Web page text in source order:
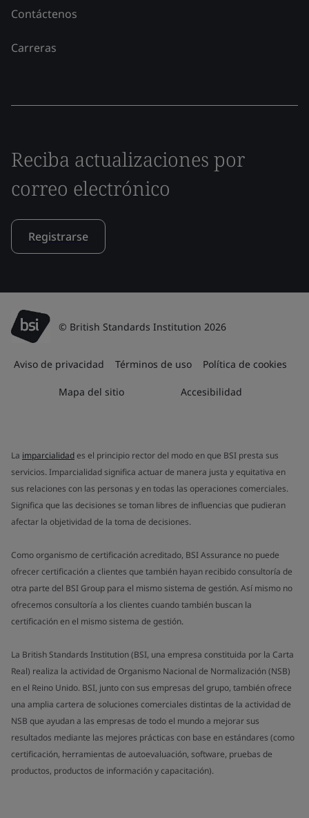
Contáctenos
Carreras
Reciba actualizaciones por
correo electrónico
Registrarse
© British Standards Institution 2026
Aviso de privacidad Términos de uso Política de cookies
Mapa del sitio Accesibilidad
La imparcialidades el principio rector del modo en que BSI presta sus
servicios. Imparcialidad significa actuar de manera justa y equitativa en
sus relaciones con las personas y en todas las operaciones comerciales.
Significa que las decisiones se toman libres de influencias que pudieran
afectar la objetividad de la toma de decisiones.
Como organismo de certificación acreditado, BSI Assurance no puede
ofrecer certificación a clientes que también hayan recibido consultoría de
otra parte del BSI Group para el mismo sistema de gestión. Así mismo no
ofrecemos consultoría a los clientes cuando también buscan la
certificación en el mismo sistema de gestión.
La British Standards Institution (BSI, una empresa constituida por la Carta
Real) realiza la actividad de Organismo Nacional de Normalización (NSB)
en el Reino Unido. BSI, junto con sus empresas del grupo, también ofrece
una amplia cartera de soluciones comerciales distintas de la actividad de
NSB que ayudan a las empresas de todo el mundo a mejorar sus
resultados mediante las mejores prácticas con base en estándares (como
certificación, herramientas de autoevaluación, software, pruebas de
productos, productos de información y capacitación).